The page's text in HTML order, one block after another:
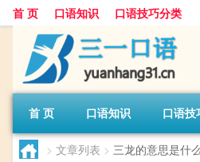
首 页 口语知识 口语技巧分类
首 页 口语知识 口语技
> 文章列表 > 三龙的意思是什么